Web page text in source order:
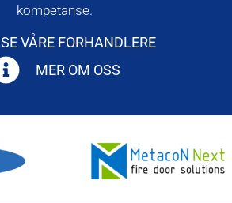
kompetanse.
SE VÅRE FORHANDLERE
MER OM OSS